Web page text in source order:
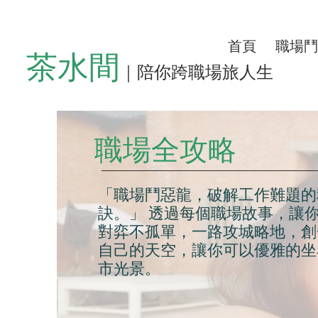
茶水間 ｜陪你跨職場旅人生
首頁 職場
職場全攻略
「職場鬥惡龍，破解工作難題
訣。」 透過每個職場故事，讓
對弈不孤單，一路攻城略地，
自己的天空，讓你可以優雅的
市光景。